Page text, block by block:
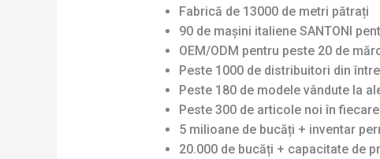
Fabrică de 13000 de metri pătrați
90 de mașini italiene SANTONI
OEM/ODM pentru peste 20 de
Peste 1000 de distribuitori din
Peste 180 de modele vândute la
Peste 300 de articole noi în
5 milioane de bucăți + inventar
20.000 de bucăți + capacitate de